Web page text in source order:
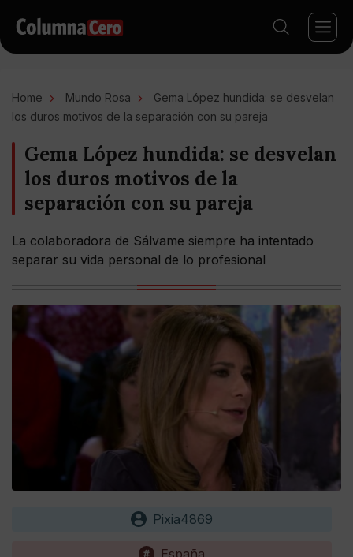
Home Mundo Rosa
Gema López hundida: se desvelan
los duros motivos de la separación con su pareja
Gema López hundida: se desvelan
los duros motivos de la
separación con su pareja
La colaboradora de Sálvame siempre ha intentado
separar su vida personal de lo profesional
Pixia4869